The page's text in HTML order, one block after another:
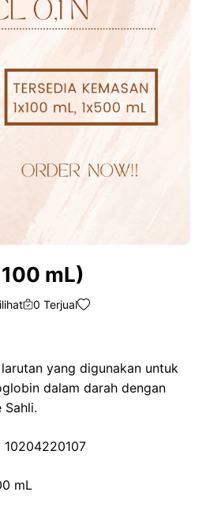
mL)
0 Terjual
yang digunakan untuk
dalam darah dengan
Sahli.
10204220107
mL